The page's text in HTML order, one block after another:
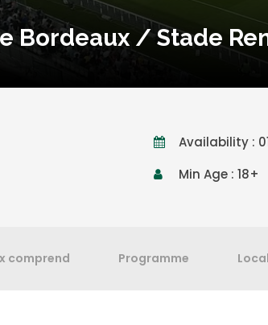
Bordeaux / Stade
Availability :
Min Age : 18+
comprend Programme